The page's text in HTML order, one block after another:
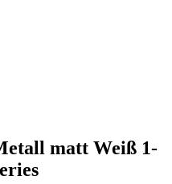
matt Weiß 1-